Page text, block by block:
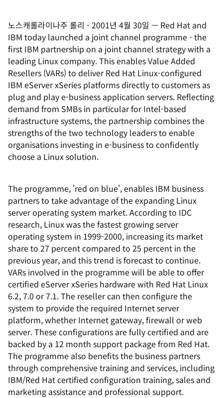
노스캐롤라이나주 롤리 - 2001년 4월 30일 — Red Hat and
IBM today launched a joint channel programme - the
first IBM partnership on a joint channel strategy with a
leading Linux company. This enables Value Added
Resellers (VARs) to deliver Red Hat Linux-configured
IBM eServer xSeries platforms directly to customers as
plug and play e-business application servers. Reflecting
demand from SMBs in particular for Intel-based
infrastructure systems, the partnership combines the
strengths of the two technology leaders to enable
organisations investing in e-business to confidently
choose a Linux solution.
The programme, 'red on blue', enables IBM business
partners to take advantage of the expanding Linux
server operating system market. According to IDC
research, Linux was the fastest growing server
operating system in 1999-2000, increasing its market
share to 27 percent compared to 25 percent in the
previous year, and this trend is forecast to continue.
VARs involved in the programme will be able to offer
certified eServer xSeries hardware with Red Hat Linux
6.2, 7.0 or 7.1. The reseller can then configure the
system to provide the required Internet server
platform, whether Internet gateway, firewall or web
server. These configurations are fully certified and are
backed by a 12 month support package from Red Hat.
The programme also benefits the business partners
through comprehensive training and services, including
IBM/Red Hat certified configuration training, sales and
marketing assistance and professional support.